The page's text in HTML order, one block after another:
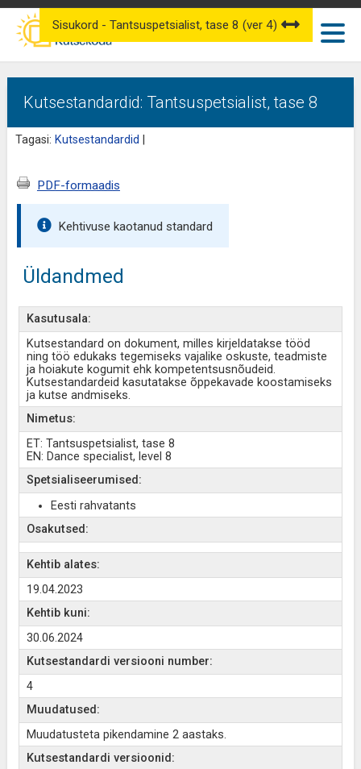
Kutsestandardid: Tantsuspetsialist, tase 8
Tagasi: Kutsestandardid
Sisukord - Tantsuspetsialist, tase 8 (ver 4)
PDF-formaadis
Kehtivuse kaotanud standard
Üldandmed
Kasutusala:
Kutsestandard on dokument, milles kirjeldatakse tööd
ning töö edukaks tegemiseks vajalike oskuste, teadmiste
ja hoiakute kogumit ehk kompetentsusnõudeid.
Kutsestandardeid kasutatakse õppekavade koostamiseks
ja kutse andmiseks.
Nimetus:
ET: Tantsuspetsialist, tase 8
EN: Dance specialist, level 8
Spetsialiseerumised:
Eesti rahvatants
Osakutsed:
Kehtib alates:
19.04.2023
Kehtib kuni:
30.06.2024
Kutsestandardi versiooni number:
4
Muudatused:
Muudatusteta pikendamine 2 aastaks.
Kutsestandardi versioonid: